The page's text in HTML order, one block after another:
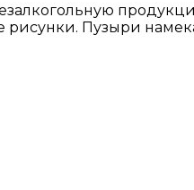
рисунки. Пузыри